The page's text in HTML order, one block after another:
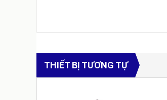
THIẾT BỊ TƯƠNG TỰ